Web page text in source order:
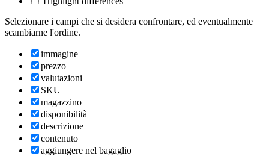
Selezionare i campi che si desidera confrontare, ed eventualmente
scambiarne l'ordine.
immagine
prezzo
valutazioni
SKU
magazzino
disponibilità
descrizione
contenuto
aggiungere nel bagaglio